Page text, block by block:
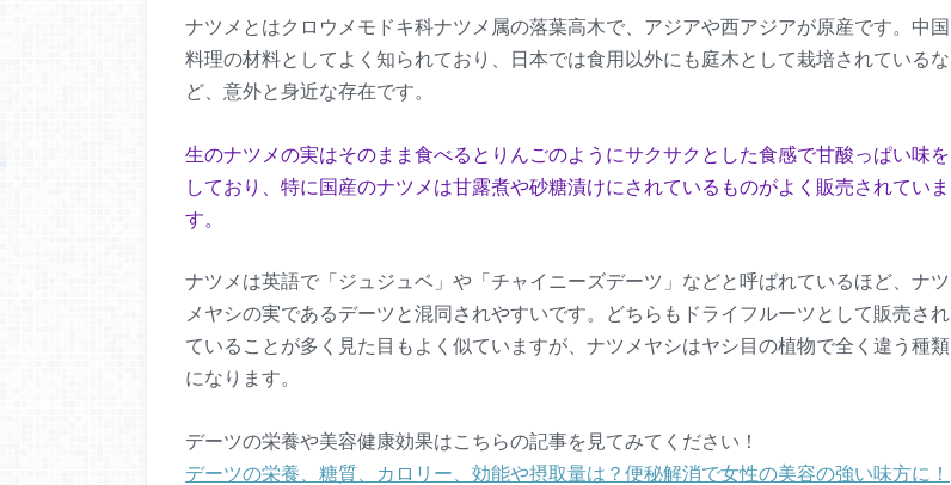
ナツメとはクロウメモドキ科ナツメ属の落葉高木で、アジアや西アジアが原産です。中国
料理の材料としてよく知られており、日本では食用以外にも庭木として栽培されているな
ど、意外と身近な存在です。
生のナツメの実はそのまま食べるとりんごのようにサクサクとした食感で甘酸っぱい味を
しており、特に国産のナツメは甘露煮や砂糖漬けにされているものがよく販売されていま
す。
ナツメは英語で「ジュジュベ」や「チャイニーズデーツ」などと呼ばれているほど、ナツ
メヤシの実であるデーツと混同されやすいです。どちらもドライフルーツとして販売され
ていることが多く見た目もよく似ていますが、ナツメヤシはヤシ目の植物で全く違う種類
になります。
デーツの栄養や美容健康効果はこちらの記事を見てみてください！
デーツの栄養、糖質、カロリー、効能や摂取量は？便秘解消で女性の美容の強い味方に！